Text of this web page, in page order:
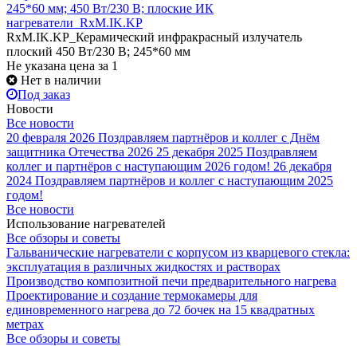
245*60 мм; 450 Вт/230 В; плоские ИК
нагреватели_RxM.IK.KP
RxM.IK.KP_Керамический инфракрасный излучатель
плоский 450 Вт/230 В; 245*60 мм
Не указана цена за 1
Нет в наличии
Под заказ
Новости
Все новости
20 февраля 2026 Поздравляем партнёров и коллег с Днём
защитника Отечества 2026 25 декабря 2025 Поздравляем
коллег и партнёров с наступающим 2026 годом! 26 декабря
2024 Поздравляем партнёров и коллег с наступающим 2025
годом!
Все новости
Использование нагревателей
Все обзоры и советы
Гальванические нагреватели с корпусом из кварцевого стекла:
эксплуатация в различных жидкостях и растворах
Производство композитной печи предварительного нагрева
Проектирование и создание термокамеры для
единовременного нагрева до 72 бочек на 15 квадратных
метрах
Все обзоры и советы